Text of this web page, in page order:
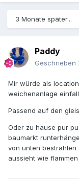
3 Monate später...
Paddy
Geschrieben
Mir würde als
weichenanlage
Passend auf den
Oder zu hause pur
baumarkt
von unten bestrahlen
aussieht wie flammen